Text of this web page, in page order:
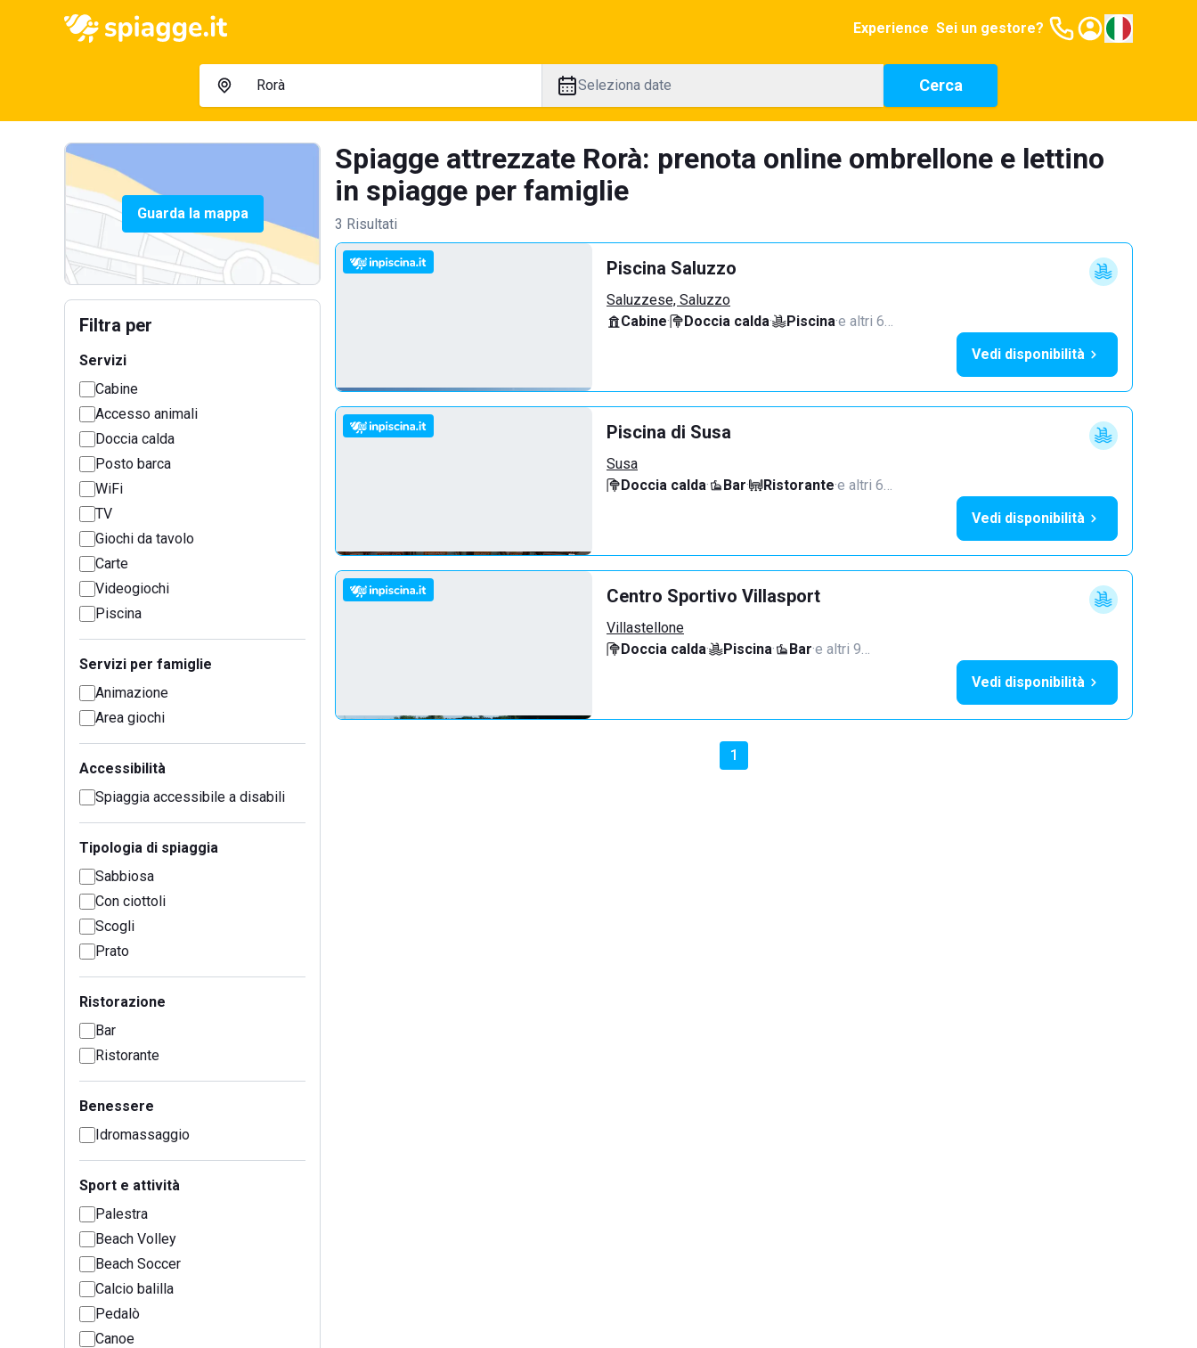
Experience Sei un gestore?
Seleziona date Cerca
Guarda la mappa
Filtra per
Servizi
Cabine
Accesso animali
Doccia calda
Posto barca
WiFi
TV
Giochi da tavolo
Carte
Videogiochi
Piscina
Servizi per famiglie
Animazione
Area giochi
Accessibilità
Spiaggia accessibile a disabili
Tipologia di spiaggia
Sabbiosa
Con ciottoli
Scogli
Prato
Ristorazione
Bar
Ristorante
Benessere
Idromassaggio
Sport e attività
Palestra
Beach Volley
Beach Soccer
Calcio balilla
Pedalò
Canoe
Spiagge attrezzate Rorà: prenota online ombrellone e lettino
in spiagge per famiglie
3 Risultati
Piscina Saluzzo
Saluzzese, Saluzzo
Cabine· Doccia calda· Piscina·e altri 6…
Vedi disponibilità
Piscina di Susa
Susa
Doccia calda· Bar· Ristorante·e altri 6…
Vedi disponibilità
Centro Sportivo Villasport
Villastellone
Doccia calda· Piscina· Bar·e altri 9…
Vedi disponibilità
1